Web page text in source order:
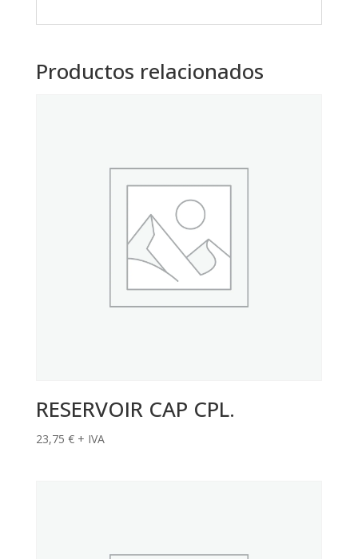
Productos relacionados
RESERVOIR CAP CPL.
23,75 € + IVA